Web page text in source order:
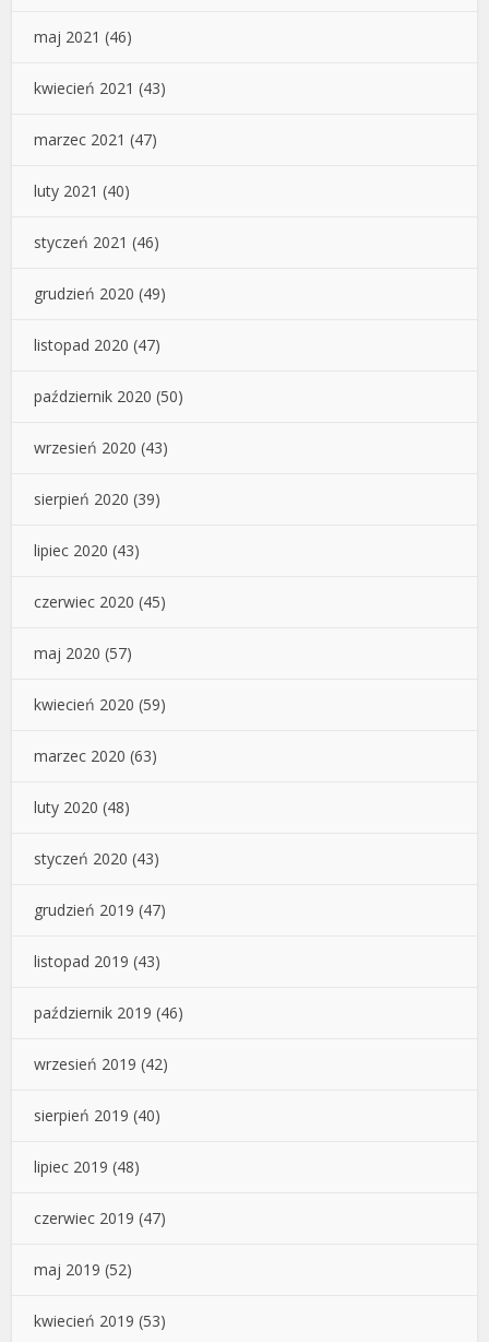
maj 2021 (46)
kwiecień 2021 (43)
marzec 2021 (47)
luty 2021 (40)
styczeń 2021 (46)
grudzień 2020 (49)
listopad 2020 (47)
październik 2020 (50)
wrzesień 2020 (43)
sierpień 2020 (39)
lipiec 2020 (43)
czerwiec 2020 (45)
maj 2020 (57)
kwiecień 2020 (59)
marzec 2020 (63)
luty 2020 (48)
styczeń 2020 (43)
grudzień 2019 (47)
listopad 2019 (43)
październik 2019 (46)
wrzesień 2019 (42)
sierpień 2019 (40)
lipiec 2019 (48)
czerwiec 2019 (47)
maj 2019 (52)
kwiecień 2019 (53)